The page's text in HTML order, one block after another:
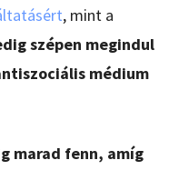
, mint a
szépen megindul
médium
marad fenn, amíg